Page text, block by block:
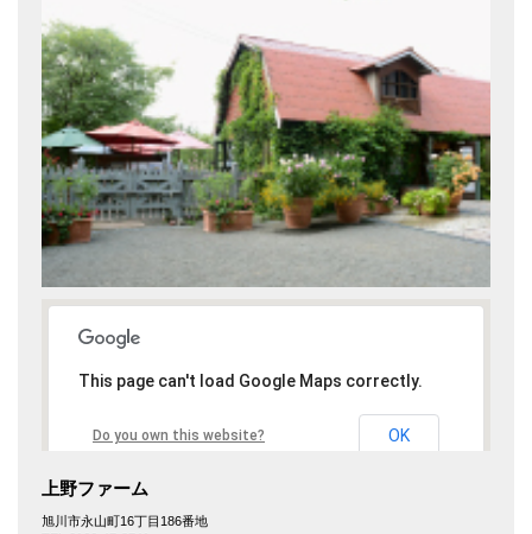
This page can't load Google Maps correctly.
Do you own this website? OK
上野ファーム
旭川市永山町16丁目186番地